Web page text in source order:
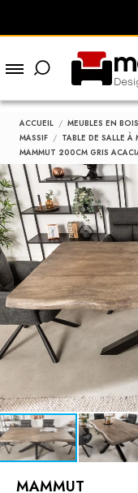
ACCUEIL MEUBLES EN
MASSIF
TABLE DE SALLE À
MAMMUT 200CM GRIS
MAMMUT